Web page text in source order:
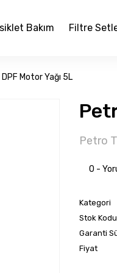
Bakım Filtre
Motor Yağı 5L
Petro
0 -
Kategori
Stok Kodu
Garanti
Fiyat